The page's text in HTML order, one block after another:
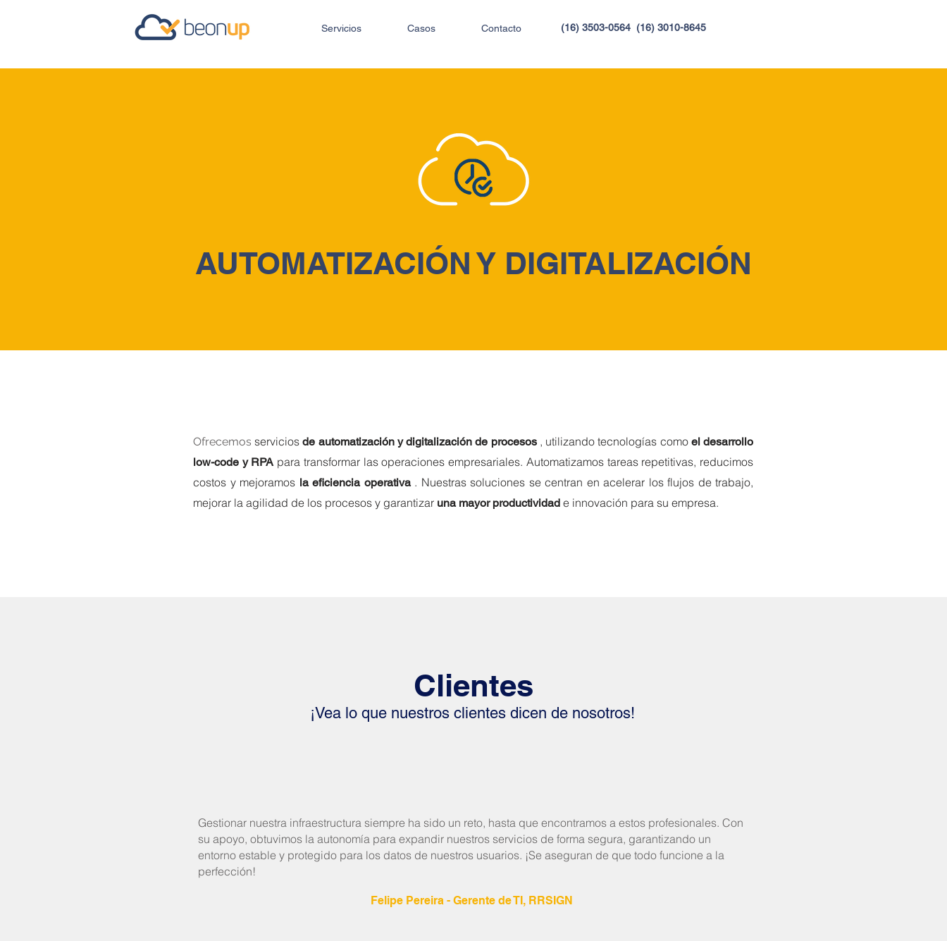
Servicios Casos Contacto (16) 3503-0564 (16) 3010-8645
AUTOMATIZACIÓN Y DIGITALIZACIÓN
Ofrecemosservicios de automatización y digitalización de procesos , utilizando tecnologías como el desarrollo
low-code y RPA para transformar las operaciones empresariales. Automatizamos tareas repetitivas, reducimos
costos y mejoramos la eficiencia operativa . Nuestras soluciones se centran en acelerar los flujos de trabajo,
mejorar la agilidad de los procesos y garantizar una mayor productividad e innovación para su empresa.
Clientes
¡Vea lo que nuestros clientes dicen de nosotros!
Gestionar nuestra infraestructura siempre ha sido un reto, hasta que encontramos a estos profesionales. Con
su apoyo, obtuvimos la autonomía para expandir nuestros servicios de forma segura, garantizando un
entorno estable y protegido para los datos de nuestros usuarios. ¡Se aseguran de que todo funcione a la
perfección!
Felipe Pereira - Gerente de TI, RRSIGN